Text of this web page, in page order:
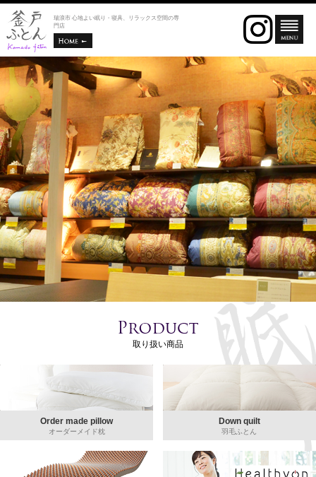
瑞浪市 心地よい眠り・寝具、リラックス空間の専
門店
取り扱い商品
Order made pillow
オーダーメイド枕
Down quilt
羽毛ふとん